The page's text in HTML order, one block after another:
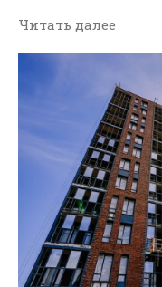
Читать далее